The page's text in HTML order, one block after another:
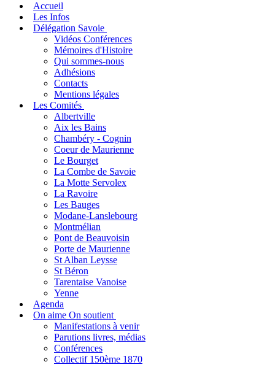
Accueil
Les Infos
Délégation Savoie
Vidéos Conférences
Mémoires d'Histoire
Qui sommes-nous
Adhésions
Contacts
Mentions légales
Les Comités
Albertville
Aix les Bains
Chambéry - Cognin
Coeur de Maurienne
Le Bourget
La Combe de Savoie
La Motte Servolex
La Ravoire
Les Bauges
Modane-Lanslebourg
Montmélian
Pont de Beauvoisin
Porte de Maurienne
St Alban Leysse
St Béron
Tarentaise Vanoise
Yenne
Agenda
On aime On soutient
Manifestations à venir
Parutions livres, médias
Conférences
Collectif 150ème 1870